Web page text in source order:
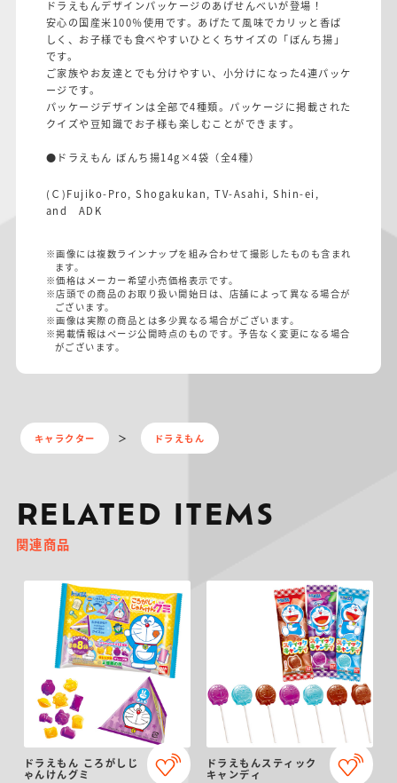
ドラえもんデザインパッケージのあげせんべいが登場！
安心の国産米100％使用です。あげたて風味でカリッと香ば
しく、お子様でも食べやすいひとくちサイズの「ぼんち揚」
です。
ご家族やお友達とでも分けやすい、小分けになった4連パッケ
ージです。
パッケージデザインは全部で4種類。パッケージに掲載された
クイズや豆知識でお子様も楽しむことができます。
●ドラえもん ぼんち揚14g×4袋（全4種）
(Ｃ)Fujiko-Pro, Shogakukan, TV-Asahi, Shin-ei,
and ADK
※画像には複数ラインナップを組み合わせて撮影したものも含まれ
ます。
※価格はメーカー希望小売価格表示です。
※店頭での商品のお取り扱い開始日は、店舗によって異なる場合が
ございます。
※画像は実際の商品とは多少異なる場合がございます。
※掲載情報はページ公開時点のものです。予告なく変更になる場合
がございます。
キャラクター ドラえもん
RELATED ITEMS
関連商品
ドラえもん ころがしじ
ゃんけんグミ
ドラえもんスティック
キャンディ